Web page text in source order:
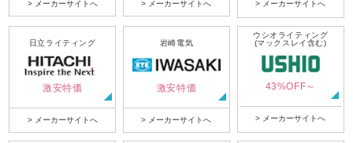
> メーカーサイトへ > メーカーサイトへ > メーカーサイトへ
日立ライティング
激安特価
> メーカーサイトへ
岩崎電気
激安特価
> メーカーサイトへ
ウシオライティング
(マックスレイ含む)
43%OFF～
> メーカーサイトへ